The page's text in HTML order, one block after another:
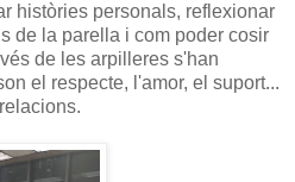
històries personals, reflexionar
de la parella i com poder cosir
de les arpilleres s'han
el respecte, l'amor, el suport...